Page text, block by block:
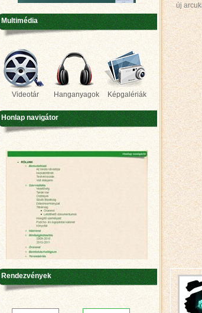
új
Multimédia
Videotár Hanganyagok Képgalériák
Honlap navigátor
Rendezvények